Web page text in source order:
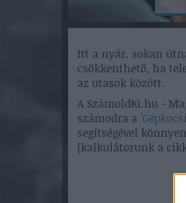
Itt a nyár, sokan
csökkenthető, ha
az utasok között.
A SzámoldKi.hu -
számodra a '
segítségével
(kalkulátorunk a